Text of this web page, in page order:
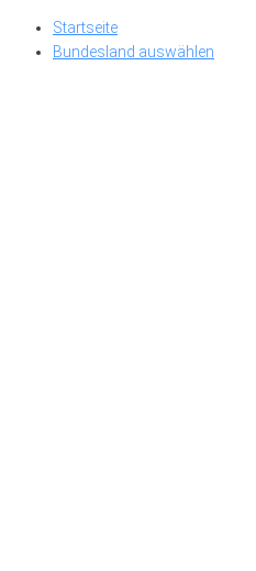
Skip
Startseite
Bundesland auswählen